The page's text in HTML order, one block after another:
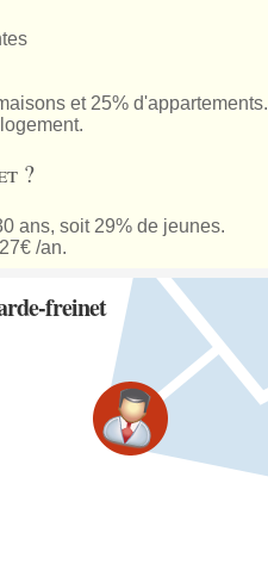
et 25% d'appartements.
?
ans, soit 29% de jeunes.
/an.
freinet